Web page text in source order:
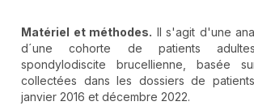
Matériel et méthodes. Il s'agit d'une
d´une cohorte de patients
spondylodiscite brucellienne, basée
collectées dans les dossiers de
janvier 2016 et décembre 2022.